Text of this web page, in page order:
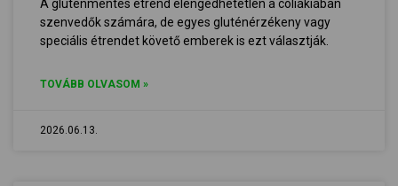
A gluténmentes étrend elengedhetetlen a cöliákiában
szenvedők számára, de egyes gluténérzékeny vagy
speciális étrendet követő emberek is ezt választják.
TOVÁBB OLVASOM »
2026.06.13.